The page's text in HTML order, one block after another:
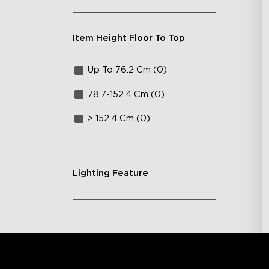
Item Height Floor To Top
Up To 76.2 Cm (0)
78.7-152.4 Cm (0)
> 152.4 Cm (0)
Lighting Feature